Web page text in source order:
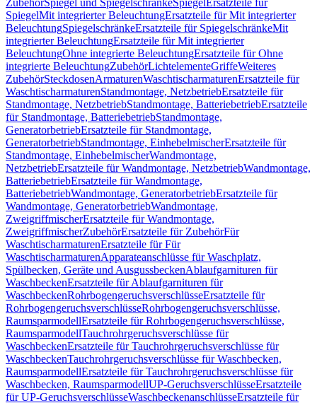
ZubehörSpiegel und SpiegelschränkeSpiegel Ersatzteile für
SpiegelMit integrierter BeleuchtungErsatzteile für Mit integrierter
BeleuchtungSpiegelschränkeErsatzteile für SpiegelschränkeMit
integrierter BeleuchtungErsatzteile für Mit integrierter
BeleuchtungOhne integrierte BeleuchtungErsatzteile für Ohne
integrierte BeleuchtungZubehörLichtelementeGriffeWeiteres
ZubehörSteckdosenArmaturenWaschtischarmaturenErsatzteile für
WaschtischarmaturenStandmontage, NetzbetriebErsatzteile für
Standmontage, NetzbetriebStandmontage, BatteriebetriebErsatzteile
für Standmontage, BatteriebetriebStandmontage,
GeneratorbetriebErsatzteile für Standmontage,
GeneratorbetriebStandmontage, EinhebelmischerErsatzteile für
Standmontage, EinhebelmischerWandmontage,
NetzbetriebErsatzteile für Wandmontage, NetzbetriebWandmontage,
BatteriebetriebErsatzteile für Wandmontage,
BatteriebetriebWandmontage, GeneratorbetriebErsatzteile für
Wandmontage, GeneratorbetriebWandmontage,
ZweigriffmischerErsatzteile für Wandmontage,
ZweigriffmischerZubehörErsatzteile für ZubehörFür
WaschtischarmaturenErsatzteile für Für
WaschtischarmaturenApparateanschlüsse für Waschplatz,
Spülbecken, Geräte und AusgussbeckenAblaufgarnituren für
WaschbeckenErsatzteile für Ablaufgarnituren für
WaschbeckenRohrbogengeruchsverschlüsseErsatzteile für
RohrbogengeruchsverschlüsseRohrbogengeruchsverschlüsse,
RaumsparmodellErsatzteile für Rohrbogengeruchsverschlüsse,
RaumsparmodellTauchrohrgeruchsverschlüsse für
WaschbeckenErsatzteile für Tauchrohrgeruchsverschlüsse für
WaschbeckenTauchrohrgeruchsverschlüsse für Waschbecken,
RaumsparmodellErsatzteile für Tauchrohrgeruchsverschlüsse für
Waschbecken, RaumsparmodellUP-GeruchsverschlüsseErsatzteile
für UP-GeruchsverschlüsseWaschbeckenanschlüsseErsatzteile für